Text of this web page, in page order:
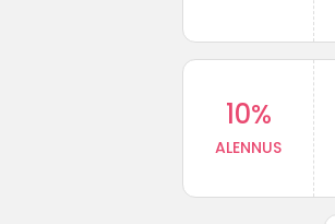
10%
ALENNUS